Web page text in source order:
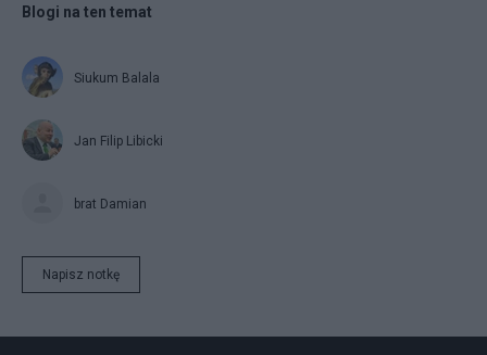
Blogi na ten temat
Siukum Balala
Jan Filip Libicki
brat Damian
Napisz notkę